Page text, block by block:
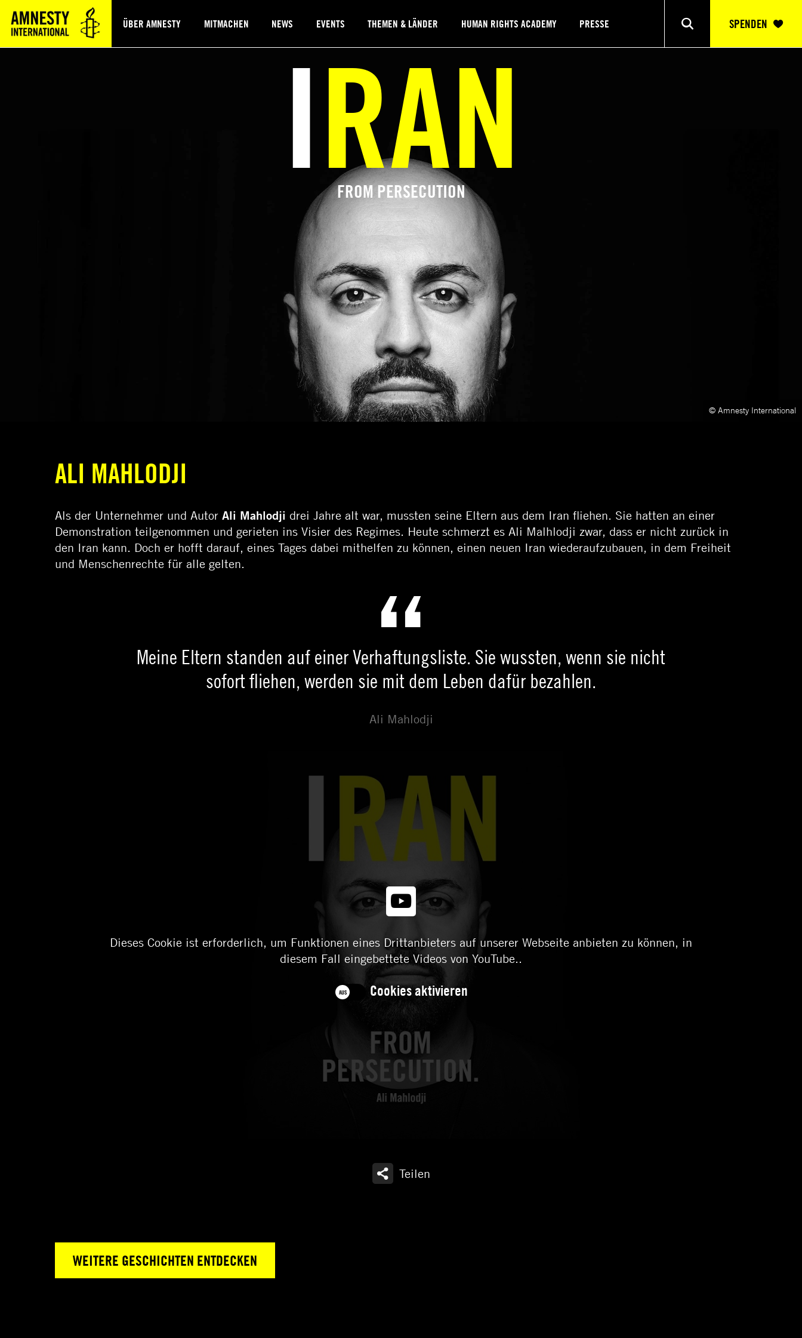
ÜBER AMNESTY MITMACHEN NEWS EVENTS THEMEN & LÄNDER HUMAN RIGHTS ACADEMY PRESSE SPENDEN
IRAN
FROM PERSECUTION
© Amnesty International
ALI MAHLODJI
Als der Unternehmer und Autor Ali Mahlodji drei Jahre alt war, mussten seine Eltern aus dem Iran fliehen. Sie hatten an einer
Demonstration teilgenommen und gerieten ins Visier des Regimes. Heute schmerzt es Ali Malhlodji zwar, dass er nicht zurück in
den Iran kann. Doch er hofft darauf, eines Tages dabei mithelfen zu können, einen neuen Iran wiederaufzubauen, in dem Freiheit
und Menschenrechte für alle gelten.
Meine Eltern standen auf einer Verhaftungsliste. Sie wussten, wenn sie nicht
sofort fliehen, werden sie mit dem Leben dafür bezahlen.
Ali Mahlodji
Dieses Cookie ist erforderlich, um Funktionen eines Drittanbieters auf unserer Webseite anbieten zu können, in
diesem Fall eingebettete Videos von YouTube..
Cookies aktivieren
Teilen
WEITERE GESCHICHTEN ENTDECKEN